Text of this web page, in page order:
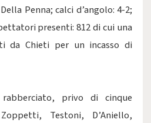
Penna; calci d’angolo: 4-2;
presenti: 812 di cui una
da Chieti per un incasso di
privo di cinque
Testoni, D’Aniello,